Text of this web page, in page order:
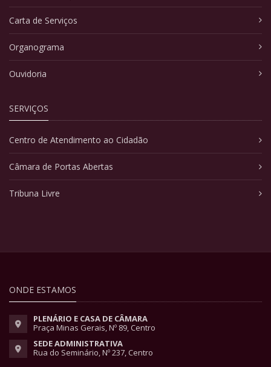
Carta de Serviços
Organograma
Ouvidoria
SERVIÇOS
Centro de Atendimento ao Cidadão
Câmara de Portas Abertas
Tribuna Livre
ONDE ESTAMOS
PLENÁRIO E CASA DE CÂMARA
Praça Minas Gerais, Nº 89, Centro
SEDE ADMINISTRATIVA
Rua do Seminário, Nº 237, Centro